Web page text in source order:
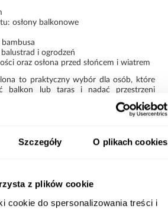
Szczegóły O plikach cookies
z plików cookie
cookie do spersonalizowania treści i
osłony balkonowe
i ogrodzeń
oraz osłona przed słońcem i wiatrem
to praktyczny wybór dla osób, które
balkon lub taras i nadać przestrzeni